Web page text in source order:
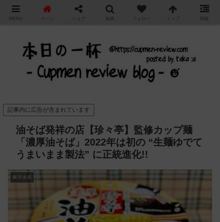
カップ麺の新商品をレビュー / アレンジするブログ
記事内に広告が含まれています
油そば発祥の店【珍々亭】監修カップ麺
「濃厚油そば」2022年は初の “生麺ゆでて
うまいまま製法” に正統進化!!
東洋水産
MENU ホーム シェア 検索 フォロー トップ 情報